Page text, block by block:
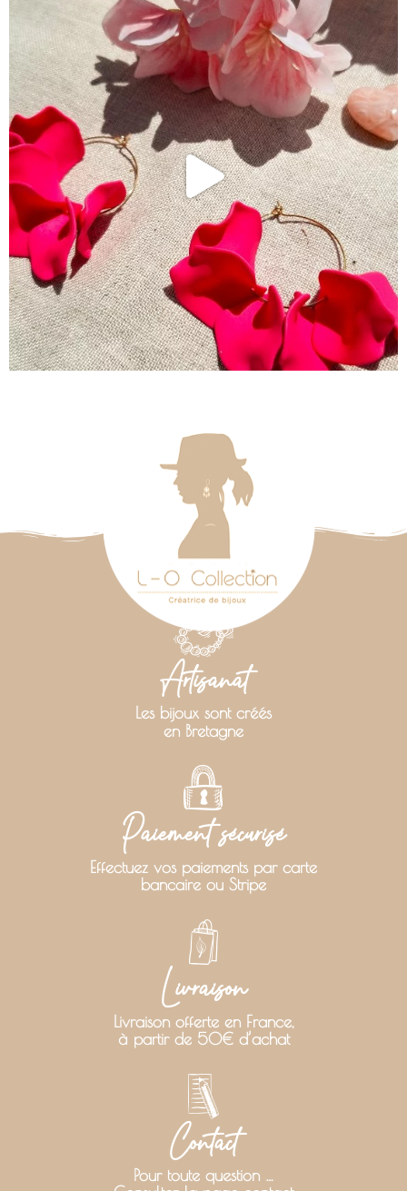
Artisanat
Les bijoux sont créés
en Bretagne
Paiement sécurisé
Effectuez vos paiements par carte
bancaire ou Stripe
Livraison
Livraison offerte en France,
à partir de 50€ d’achat
Contact
Pour toute question …